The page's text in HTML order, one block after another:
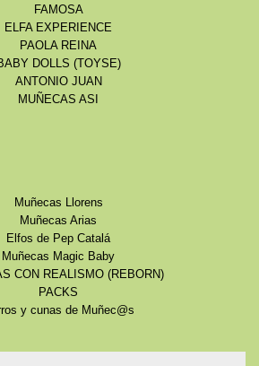
FAMOSA
ELFA EXPERIENCE
PAOLA REINA
DOLLS (TOYSE)
ANTONIO JUAN
MUÑECAS ASI
Muñecas Llorens
Muñecas Arias
Elfos de Pep Catalá
Muñecas Magic Baby
CON REALISMO (REBORN)
PACKS
y cunas de Muñec@s